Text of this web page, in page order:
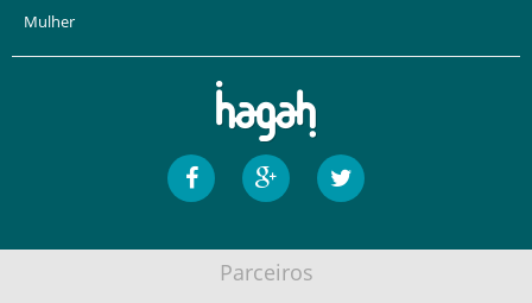
Mulher
Parceiros